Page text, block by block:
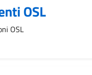
OSL
OSL